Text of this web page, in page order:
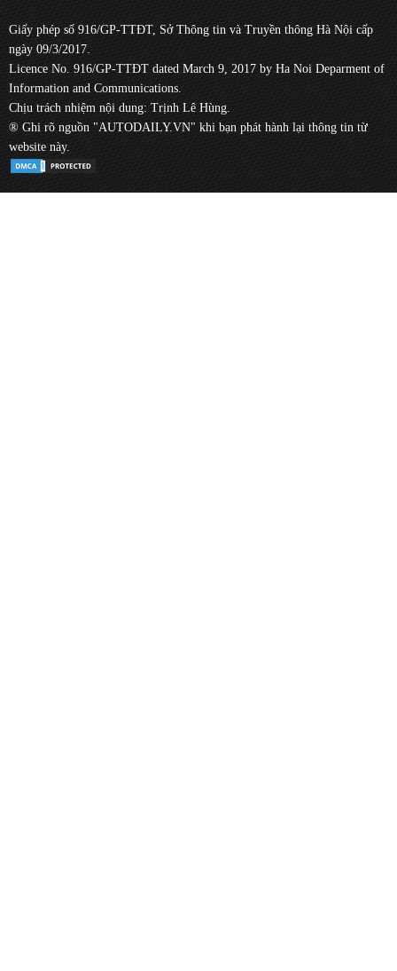
Giấy phép số 916/GP-TTĐT, Sở Thông tin và Truyền thông Hà Nội cấp
ngày 09/3/2017.
Licence No. 916/GP-TTĐT dated March 9, 2017 by Ha Noi Deparment of
Information and Communications.
Chịu trách nhiệm nội dung: Trịnh Lê Hùng.
® Ghi rõ nguồn "AUTODAILY.VN" khi bạn phát hành lại thông tin từ
website này.